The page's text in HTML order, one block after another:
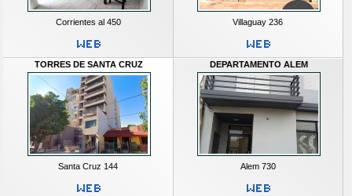
Corrientes al 450 Villaguay 236
TORRES DE SANTA CRUZ
Santa Cruz 144
DEPARTAMENTO ALEM
Alem 730